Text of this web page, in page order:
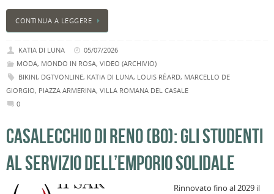
CONTINUA A LEGGERE
KATIA DI LUNA
05/07/2026
MODA, MONDO IN ROSA, VIDEO (ARCHIVIO)
BIKINI, DGTVONLINE, KATIA DI LUNA, LOUIS RÉARD, MARCELLO DE
GIORGIO, PIAZZA ARMERINA, VILLA ROMANA DEL CASALE
0
CASALECCHIO DI RENO (BO): GLI STUDENTI
AL SERVIZIO DELL’EMPORIO SOLIDALE
Rinnovato fino al 2029 il